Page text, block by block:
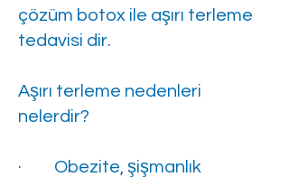
çözüm botox ile aşırı terleme
tedavisi dir.
Aşırı terleme nedenleri
nelerdir?
· Obezite, şişmanlık